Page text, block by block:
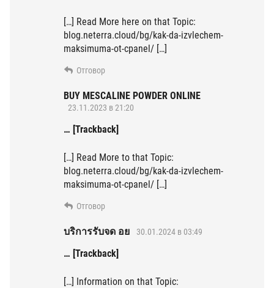
[…] Read More here on that Topic:
blog.neterra.cloud/bg/kak-da-izvlechem-
maksimuma-ot-cpanel/ […]
Отговор
BUY MESCALINE POWDER ONLINE
23.11.2023 в 21:20
… [Trackback]
[…] Read More to that Topic:
blog.neterra.cloud/bg/kak-da-izvlechem-
maksimuma-ot-cpanel/ […]
Отговор
บริการรับจด อย 30.01.2024 в 03:49
… [Trackback]
[…] Information on that Topic: